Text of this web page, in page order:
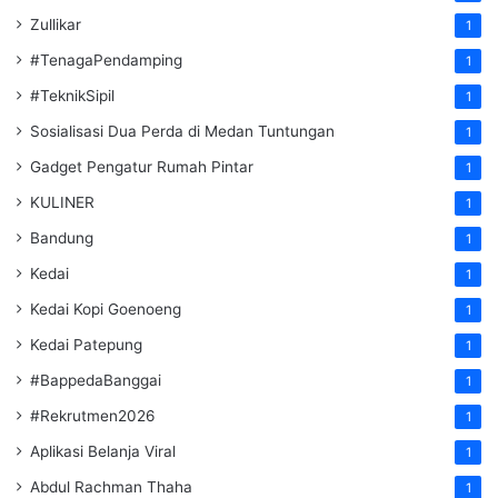
Zullikar 1
#TenagaPendamping 1
#TeknikSipil 1
Sosialisasi Dua Perda di Medan Tuntungan 1
Gadget Pengatur Rumah Pintar 1
KULINER 1
Bandung 1
Kedai 1
Kedai Kopi Goenoeng 1
Kedai Patepung 1
#BappedaBanggai 1
#Rekrutmen2026 1
Aplikasi Belanja Viral 1
Abdul Rachman Thaha 1